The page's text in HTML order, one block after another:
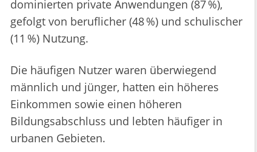
dominierten private Anwendungen (87 %),
gefolgt von beruflicher (48 %) und schulischer
(11 %) Nutzung.
Die häufigen Nutzer waren überwiegend
männlich und jünger, hatten ein höheres
Einkommen sowie einen höheren
Bildungsabschluss und lebten häufiger in
urbanen Gebieten.